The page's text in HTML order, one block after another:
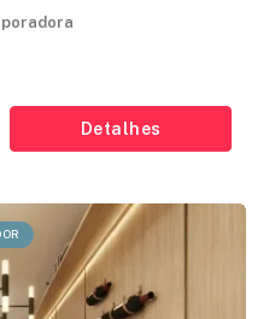
Detalhes